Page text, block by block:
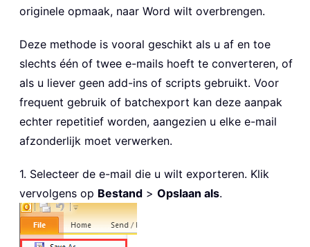
originele opmaak, naar Word wilt overbrengen.
Deze methode is vooral geschikt als u af en toe
slechts één of twee e-mails hoeft te converteren, of
als u liever geen add-ins of scripts gebruikt. Voor
frequent gebruik of batchexport kan deze aanpak
echter repetitief worden, aangezien u elke e-mail
afzonderlijk moet verwerken.
1. Selecteer de e-mail die u wilt exporteren. Klik
vervolgens op Bestand > Opslaan als.